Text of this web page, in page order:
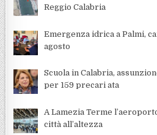
Reggio Calabria
Emergenza idrica a Palmi,
agosto
Scuola in Calabria,
per 159 precari ata
A Lamezia Terme
città all’altezza